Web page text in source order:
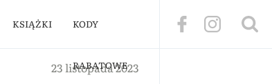
KSIĄŻKI KODY
RABATOWE
23 listopada 2023